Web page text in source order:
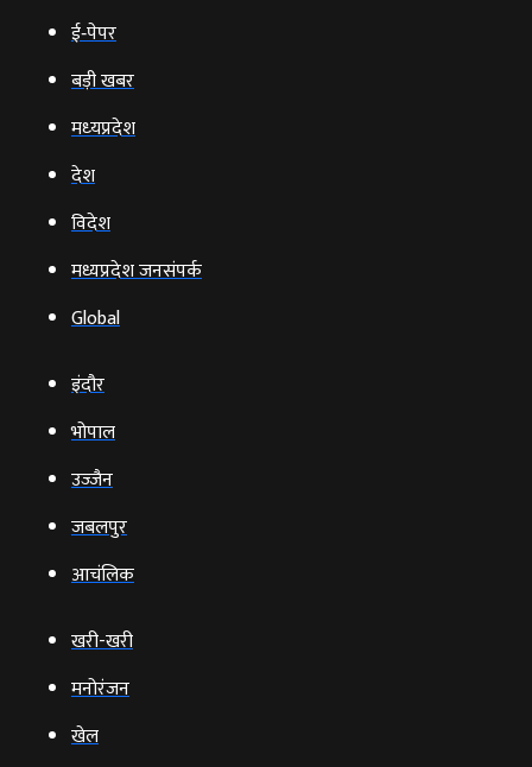
ई‑पेपर
बड़ी खबर
मध्‍यप्रदेश
देश
विदेश
मध्यप्रदेश जनसंपर्क
Global
इंदौर
भोपाल
उज्‍जैन
जबलपुर
आचंलिक
खरी-खरी
मनोरंजन
खेल